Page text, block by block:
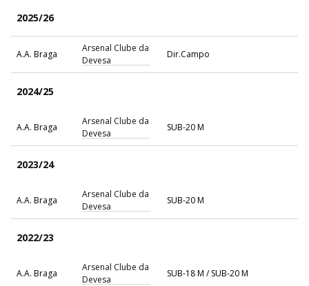
2025/26
A.A. Braga
Arsenal Clube da
Devesa
Dir.Campo
2024/25
A.A. Braga
Arsenal Clube da
Devesa
SUB-20 M
2023/24
A.A. Braga
Arsenal Clube da
Devesa
SUB-20 M
2022/23
A.A. Braga
Arsenal Clube da
Devesa
SUB-18 M / SUB-20 M